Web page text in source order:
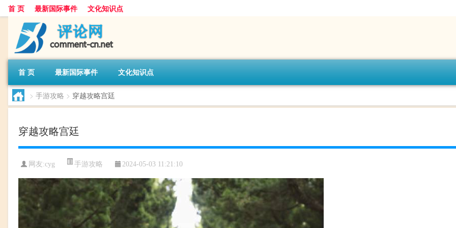
首 页 最新国际事件 文化知识点
首 页 最新国际事件 文化知识点
> 手游攻略 > 穿越攻略宫廷
穿越攻略宫廷
网友:cyg 手游攻略 2024-05-03 11:21:10